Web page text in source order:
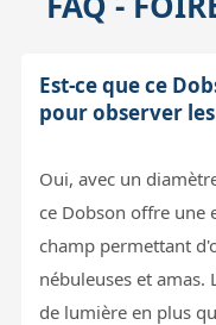
Est-ce que ce
pour observer
Oui, avec un
ce Dobson offre une
champ permettant
nébuleuses et amas.
de lumière en plus